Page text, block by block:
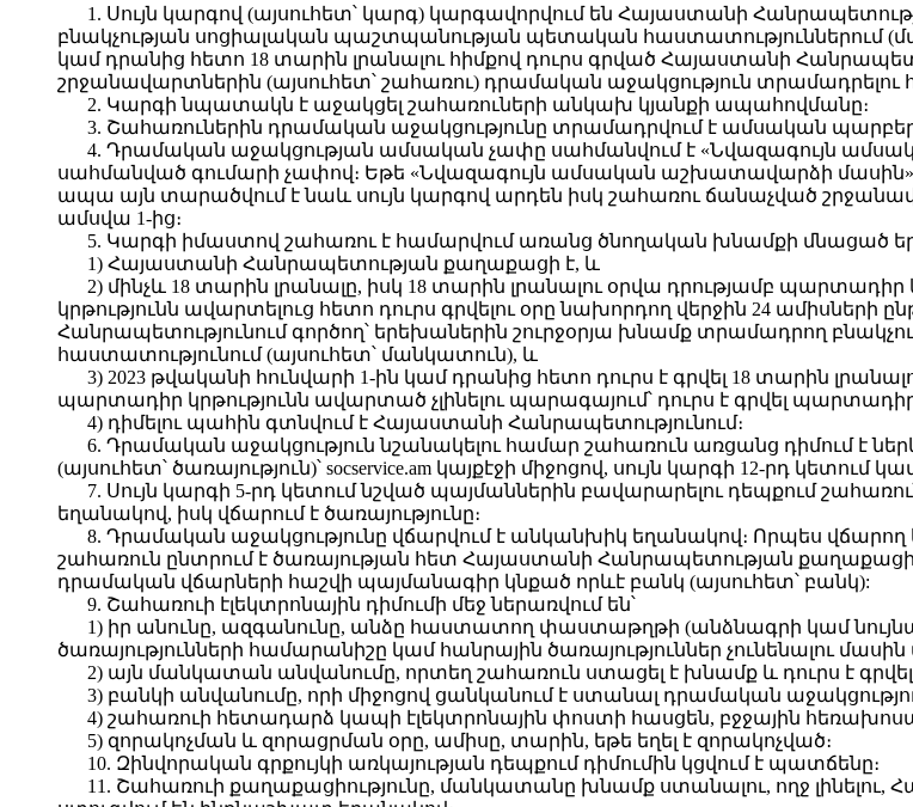
1. Սույն կարգով (այսուհետ՝ կարգ) կարգավորվում են Հայաստանի
բնակչության սոցիալական պաշտպանության պետական հաստատություններում
կամ դրանից հետո 18 տարին լրանալու հիմքով դուրս գրված Հայաստանի
շրջանավարտներին (այսուհետ՝ շահառու) դրամական աջակցություն տրամադրելու
2. Կարգի նպատակն է աջակցել շահառուների անկախ կյանքի ապահովմանը։
3. Շահառուներին դրամական աջակցությունը տրամադրվում է ամսական
4. Դրամական աջակցության ամսական չափը սահմանվում է «Նվազագույն
սահմանված գումարի չափով։ Եթե «Նվազագույն ամսական աշխատավարձի մասին»
ապա այն տարածվում է նաև սույն կարգով արդեն իսկ շահառու ճանաչված
ամսվա 1-ից։
5. Կարգի իմաստով շահառու է համարվում առանց ծնողական խնամքի մնացած
1) Հայաստանի Հանրապետության քաղաքացի է, և
2) մինչև 18 տարին լրանալը, իսկ 18 տարին լրանալու օրվա դրությամբ
կրթությունն ավարտելուց հետո դուրս գրվելու օրը նախորդող վերջին 24
Հանրապետությունում գործող՝ երեխաներին շուրջօրյա խնամք տրամադրող
հաստատությունում (այսուհետ՝ մանկատուն), և
3) 2023 թվականի հունվարի 1-ին կամ դրանից հետո դուրս է գրվել 18 տարին
պարտադիր կրթությունն ավարտած չլինելու պարագայում՝ դուրս է գրվել
4) դիմելու պահին գտնվում է Հայաստանի Հանրապետությունում։
6. Դրամական աջակցություն նշանակելու համար շահառուն առցանց դիմում է
(այսուհետ՝ ծառայություն)՝ socservice.am կայքէջի միջոցով, սույն կարգի 12-րդ
7. Սույն կարգի 5-րդ կետում նշված պայմաններին բավարարելու դեպքում
եղանակով, իսկ վճարում է ծառայությունը։
8. Դրամական աջակցությունը վճարվում է անկանխիկ եղանակով։ Որպես վճարող
շահառուն ընտրում է ծառայության հետ Հայաստանի Հանրապետության
դրամական վճարների հաշվի պայմանագիր կնքած որևէ բանկ (այսուհետ՝ բանկ):
9. Շահառուի էլեկտրոնային դիմումի մեջ ներառվում են՝
1) իր անունը, ազգանունը, անձը հաստատող փաստաթղթի (անձնագրի կամ
ծառայությունների համարանիշը կամ հանրային ծառայություններ չունենալու
2) այն մանկատան անվանումը, որտեղ շահառուն ստացել է խնամք և դուրս է
3) բանկի անվանումը, որի միջոցով ցանկանում է ստանալ դրամական
4) շահառուի հետադարձ կապի էլեկտրոնային փոստի հասցեն, բջջային
5) զորակոչման և զորացրման օրը, ամիսը, տարին, եթե եղել է զորակոչված։
10. Զինվորական գրքույկի առկայության դեպքում դիմումին կցվում է պատճենը։
11. Շահառուի քաղաքացիությունը, մանկատանը խնամք ստանալու, ողջ լինելու,